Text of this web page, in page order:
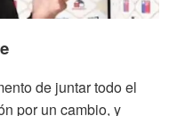
de juntar todo el
por un cambio, y